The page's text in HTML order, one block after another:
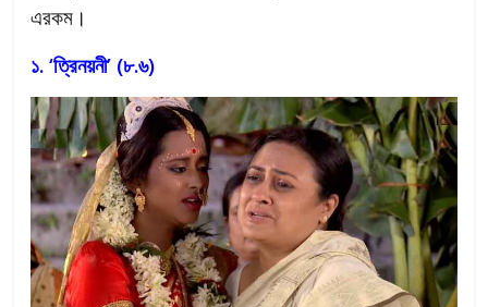
এরকম।
১. ‘ত্রিনয়নী’ (৮.৬)